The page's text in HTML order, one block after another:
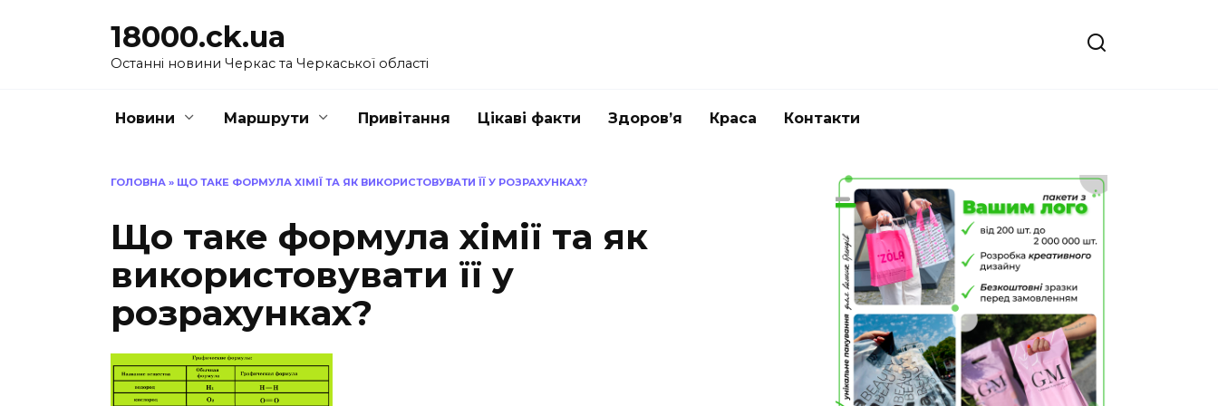
18000.ck.ua
Останні новини Черкас та Черкаської області
Новини Маршрути Привітання Цікаві факти Здоров’я Краса Контакти
ГОЛОВНА » ЩО ТАКЕ ФОРМУЛА ХІМІЇ ТА ЯК ВИКОРИСТОВУВАТИ ЇЇ У РОЗРАХУНКАХ?
Що таке формула хімії та як
використовувати її у
розрахунках?